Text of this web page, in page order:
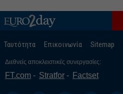
Ταυτότητα Επικοινωνία Sitemap
Διεθνείς αποκλειστικές συνεργασίες:
FT.com Stratfor Factset